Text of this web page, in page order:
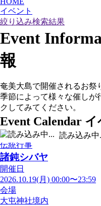
イベント
絞り込み検索結果
Event
報
奄美大島で開催されるお祭
季節によって様々な催しが
クしてみてください。
Event Calendar イ
読み込み中
伝統行事
諸鈍シバヤ
開催日
2026.10.19(月) 00:00〜23:59
会場
大屯神社境内